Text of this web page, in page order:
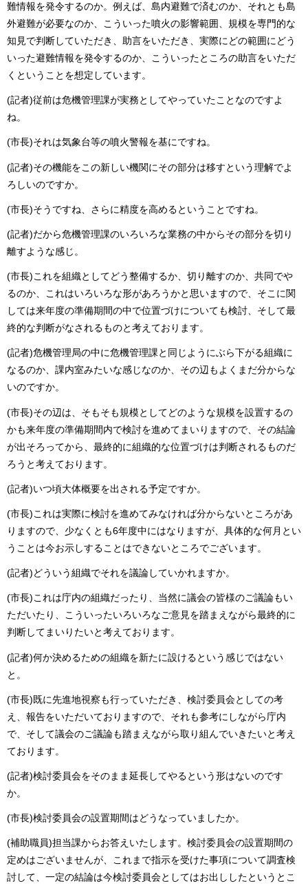
難情報を発令するのか。例えば、島内避難で済むのか、それとも島
外避難が必要なのか、こういった噴火の影響範囲、規模を専門的な
知見で判断していただき、助言をいただき、実際にどの範囲にどう
いった避難情報を発令するのか、こういったところの助言をいただ
くということを想定しています。
(記者)従前は危機管理課が実務としてやっていたことなのですよ
ね。
(市長)それは気象台等の噴火警報を基にですね。
(記者)その機能をこの新しい機関にその部分は移すという理解でよ
ろしいのですか。
(市長)そうですね、さらに精度を高めるということですね。
(記者)だから危機管理課のいろいろな業務の中からその部分を切り
離すような感じ。
(市長)これを組織としてどう整備するか、切り離すのか、共同でや
るのか、これはいろいろな形があろうかと思いますので、そこに関
しては来年度の準備期間の中で位置づけについても検討、そして最
終的な判断がなされるものと考えております。
(記者)危機管理局の中に危機管理課と同じようにぶら下がる組織に
なるのか、課内室みたいな感じなのか、その辺もよくまだ分からな
いのですか。
(市長)その辺は、そもそも規模としてどのような規模を設置するの
かも来年度の準備期間内で検討を進めてまいりますので、その結論
が出そろってから、最終的に組織的な位置づけは判断されるものだ
ろうと考えております。
(記者)いつ頃大体概要を出される予定ですか。
(市長)これは実際に検討を進めてみなければ分からないところがあ
りますので、少なくとも6年度中にはなりますが、具体的な何月とい
うことは今お示しすることはできないところでございます。
(記者)どういう組織でそれを議論していかれますか。
(市長)これは庁内の組織だったり、当然に議会の皆様のご議論もい
ただいたり、こういったいろいろなご意見を踏まえながら最終的に
判断してまいりたいと考えております。
(記者)何か決めるための組織を新たに設けるという感じではない
と。
(市長)既に先進地視察も行っていただき、検討委員会としての考
え、報告をいただいておりますので、それも参考にしながら庁内
で、そして議会のご議論も踏まえながら取り組んでいきたいと考え
ております。
(記者)検討委員会をそのまま延長してやるという形はないのです
か。
(市長)検討委員会の設置期間はどうなっていましたか。
(補助職員)担当課からお答えいたします。検討委員会の設置期間の
定めはございませんが、これまで指示を受けた事項について調査検
討して、一定の結論は今検討委員会としてはお出ししたというとこ